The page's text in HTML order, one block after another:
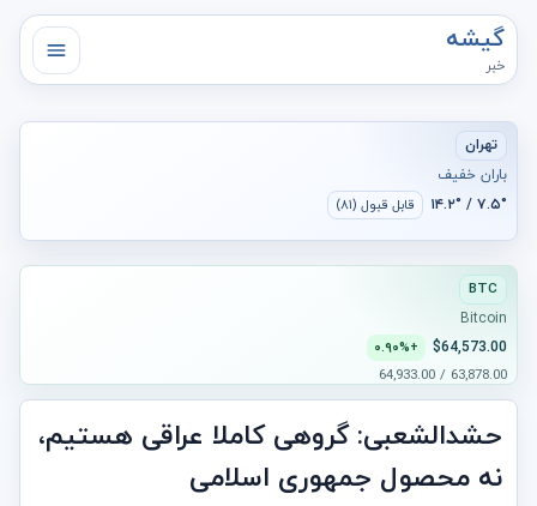
گیشه
خبر
تهران
باران خفیف
۷.۵° / ۱۴.۲° قابل قبول (۸۱)
BTC
Bitcoin
$64,573.00
+۰.۹۰%
63,878.00 / 64,933.00
حشدالشعبی: گروهی کاملا عراقی هستیم،
نه محصول جمهوری اسلامی